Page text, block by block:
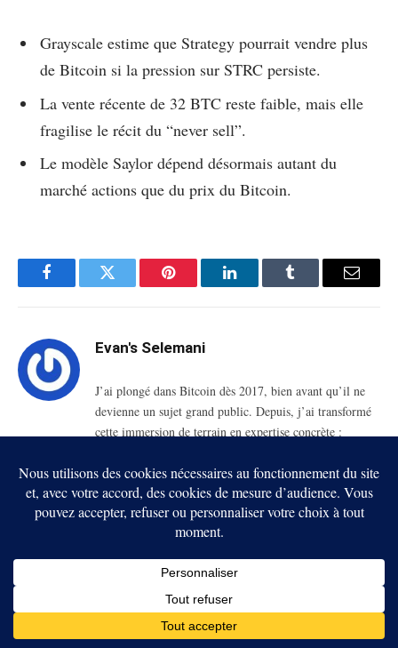
Grayscale estime que Strategy pourrait vendre plus
de Bitcoin si la pression sur STRC persiste.
La vente récente de 32 BTC reste faible, mais elle
fragilise le récit du “never sell”.
Le modèle Saylor dépend désormais autant du
marché actions que du prix du Bitcoin.
FacebookTwitter Pinterest LinkedInTumblr Email
Evan's Selemani
J’ai plongé dans Bitcoin dès 2017, bien avant qu’il ne
devienne un sujet grand public. Depuis, j’ai transformé
cette immersion de terrain en expertise concrète :
protocoles, décryptage des narratifs et des enjeux
réglementaires. Rédacteur crypto et formateur sur le
terrain, je traduis la complexité de la blockchain en
contenus clairs, précis et stratégiques, pensés autant pour
RELATEDPOSTS